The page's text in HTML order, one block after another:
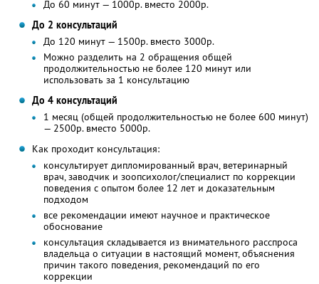
До 60 минут — 1000р. вместо 2000р.
До 2 консультаций
До 120 минут — 1500р. вместо 3000р.
Можно разделить на 2 обращения общей
продолжительностью не более 120 минут или
использовать за 1 консультацию
До 4 консультаций
1 месяц (общей продолжительностью не более 600 минут)
— 2500р. вместо 5000р.
Как проходит консультация:
консультирует дипломированный врач, ветеринарный
врач, заводчик и зоопсихолог/специалист по коррекции
поведения с опытом более 12 лет и доказательным
подходом
все рекомендации имеют научное и практическое
обоснование
консультация складывается из внимательного расспроса
владельца о ситуации в настоящий момент, объяснения
причин такого поведения, рекомендаций по его
коррекции